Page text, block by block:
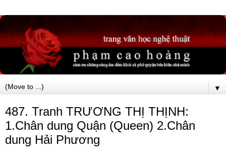
▼
487. Tranh TRƯƠNG THỊ THỊNH:
1.Chân dung Quận (Queen) 2.Chân
dung Hải Phương